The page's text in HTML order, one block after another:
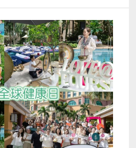
與力量，讓緊繃的肌肉在
身心工作坊，像一把把溫
的門徑。待到夜幕降臨，
聲入眠，連夢都變得輕
是一場活動，更像一次「生
這裡，終於有勇氣卸下累
境，最後帶著重生般的活
從不刻意，當你與自然足
發生。 日常即修行，在這
一天都是「微康養」的完
哂三五知己、一家大細來
聚超過100個特色美食攤
菜、阿拉伯菜等環球風味
、巴西黑豆燉肉，到澳門
環球之旅！參考上年的人
班牙油條雪糕杯、厚肉多
）性價比超高！ 小編私
吸鮮甜湯汁，啖啖蟹黃的
千人用餐區，即買即享受
小丑互動、魔術等表演，